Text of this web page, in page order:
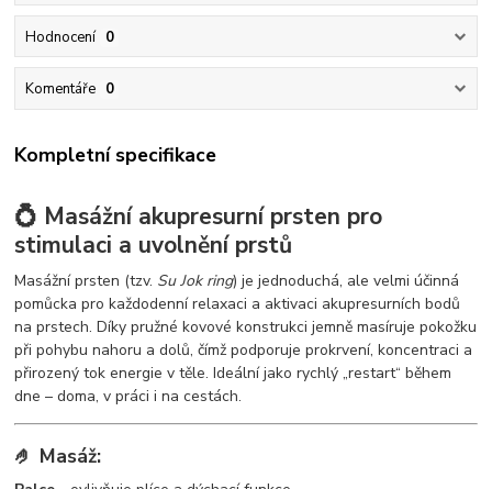
Hodnocení 0
Komentáře 0
Kompletní specifikace
💍 Masážní akupresurní prsten pro
stimulaci a uvolnění prstů
Masážní prsten (tzv. Su Jok ring) je jednoduchá, ale velmi účinná
pomůcka pro každodenní relaxaci a aktivaci akupresurních bodů
na prstech. Díky pružné kovové konstrukci jemně masíruje pokožku
při pohybu nahoru a dolů, čímž podporuje prokrvení, koncentraci a
přirozený tok energie v těle. Ideální jako rychlý „restart“ během
dne – doma, v práci i na cestách.
🤌 Masáž: